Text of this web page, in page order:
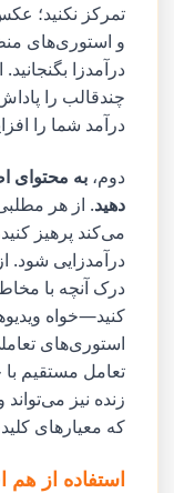
تمرکز نکنید؛
و استوری‌های
درآمدزا
چندقالب را
درآمد شما را
دوم،به محتوای
دهید. از هر
می‌کند پرهیز
درآمدزایی شود.
درک آنچه با
کنید—خواه
استوری‌های
تعامل مستقیم
زنده نیز
که معیارهای
استفاده از هم